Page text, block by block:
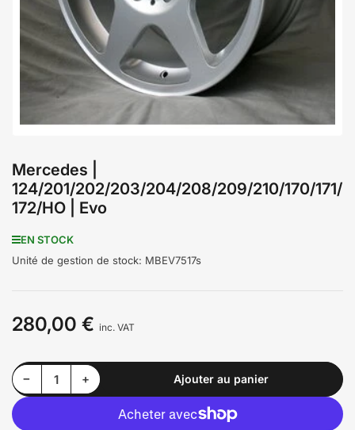
modal
Mercedes |
124/201/202/203/204/208/209/210/170/171/
172/HO | Evo
EN STOCK
Unité de gestion de stock: MBEV7517s
Prix
280,00 € inc. VAT
−Diminuer la quantité pour Mercedes | 124/201/202/203/204/208/209/210/170/171/172/HO | Evo
Quantité +Augmenter la quantité pour Mercedes | 124/201/202/203/204/208/209/210/170/171/172/HO | Evo Ajouter au panier